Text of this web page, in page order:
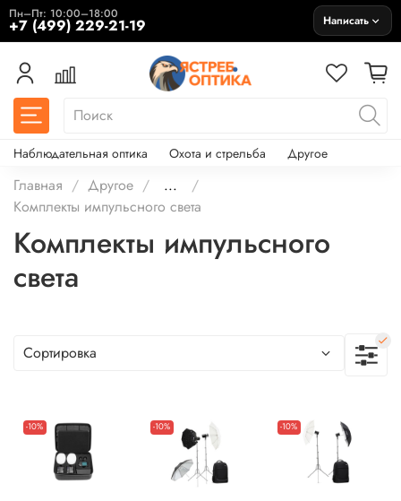
Пн–Пт: 10:00–18:00
+7 (499) 229-21-19 Написать
Наблюдательная оптика Охота и стрельба Другое
Главная Другое
...
Комплекты импульсного света
Комплекты импульсного
света
-10% -10% -10%